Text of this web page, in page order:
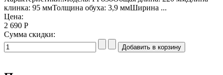
клинка: 95 ммТолщина обуха: 3,9 ммШирина ...
Цена:
2 690 Р
Сумма скидки: